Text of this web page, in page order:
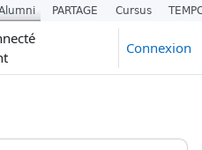
Connexion
PARTAGE Cursus